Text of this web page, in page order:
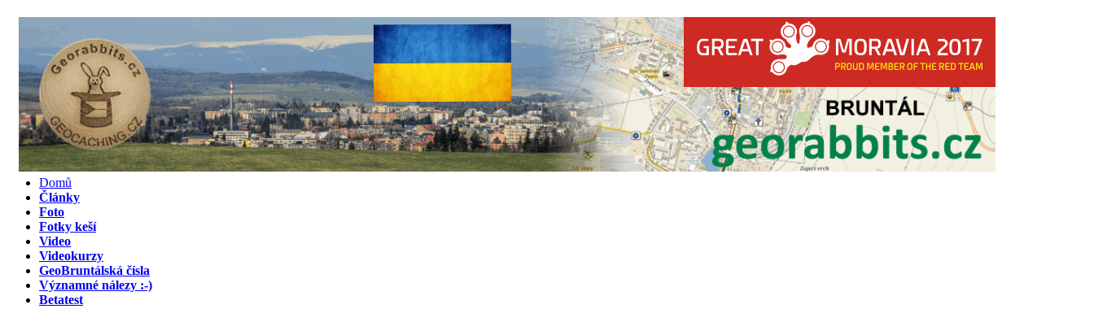
Domů
Články
Foto
Fotky keší
Video
Videokurzy
GeoBruntálská čísla
Významné nálezy :-)
Betatest